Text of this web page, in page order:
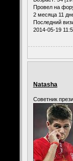
Провел на
2 месяца 11
Последний
2014-05-19
Natasha
Советник